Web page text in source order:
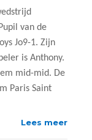
van de
Jo9-1. Zijn
is Anthony.
mid-mid. De
Paris Saint
Lees meer